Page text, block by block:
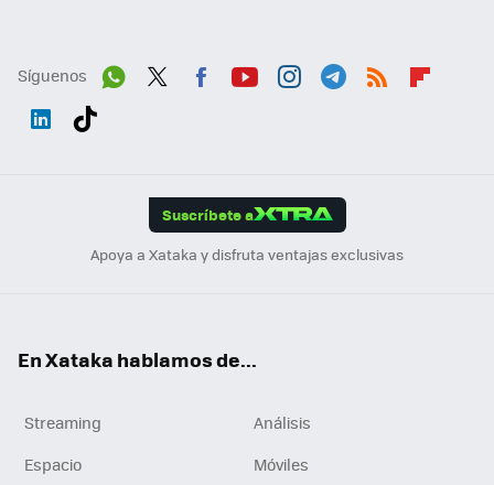
Síguenos
Suscríbete a
Apoya a Xataka y disfruta ventajas exclusivas
En Xataka hablamos de...
Streaming
Análisis
Espacio
Móviles